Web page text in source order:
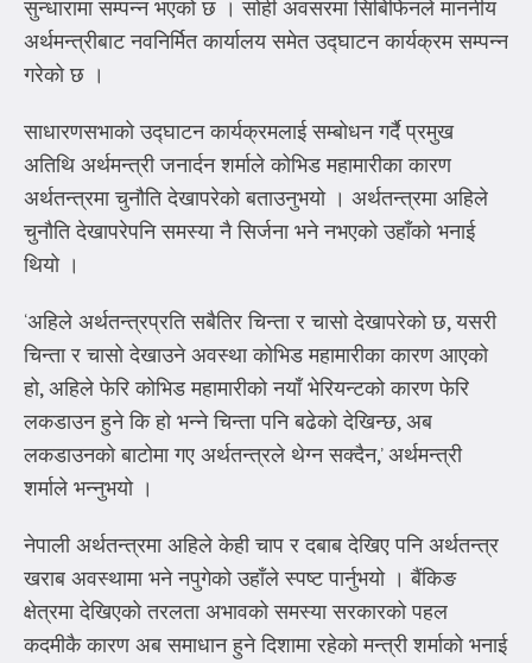
सुन्धारामा सम्पन्न भएको छ । सोही अवसरमा सिबिफिनले माननीय
अर्थमन्त्रीबाट नवनिर्मित कार्यालय समेत उद्घाटन कार्यक्रम सम्पन्न
गरेको छ ।
साधारणसभाको उद्घाटन कार्यक्रमलाई सम्बोधन गर्दै प्रमुख
अतिथि अर्थमन्त्री जनार्दन शर्माले कोभिड महामारीका कारण
अर्थतन्त्रमा चुनौति देखापरेको बताउनुभयो । अर्थतन्त्रमा अहिले
चुनौति देखापरेपनि समस्या नै सिर्जना भने नभएको उहाँको भनाई
थियो ।
‘अहिले अर्थतन्त्रप्रति सबैतिर चिन्ता र चासो देखापरेको छ, यसरी
चिन्ता र चासो देखाउने अवस्था कोभिड महामारीका कारण आएको
हो, अहिले फेरि कोभिड महामारीको नयाँ भेरियन्टको कारण फेरि
लकडाउन हुने कि हो भन्ने चिन्ता पनि बढेको देखिन्छ, अब
लकडाउनको बाटोमा गए अर्थतन्त्रले थेग्न सक्दैन,’ अर्थमन्त्री
शर्माले भन्नुभयो ।
नेपाली अर्थतन्त्रमा अहिले केही चाप र दबाब देखिए पनि अर्थतन्त्र
खराब अवस्थामा भने नपुगेको उहाँले स्पष्ट पार्नुभयो । बैंकिङ
क्षेत्रमा देखिएको तरलता अभावको समस्या सरकारको पहल
कदमीकै कारण अब समाधान हुने दिशामा रहेको मन्त्री शर्माको भनाई